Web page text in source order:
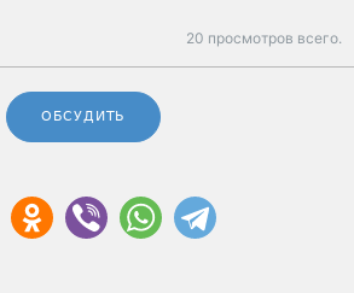
20 просмотров всего.
ОБСУДИТЬ